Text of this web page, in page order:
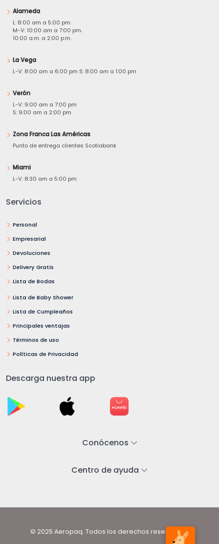
Alameda
L: 8:00 am a 5:00 pm.
M-V: 10:00 am a 7:00 pm.
10:00 a.m. a 2:00 p.m.
La Vega
L-V: 8:00 am a 6:00 pm S: 8:00 am a 1:00 pm
Verón
L-V: 9:00 am a 7:00 pm
S: 9:00 am a 2:00 pm
Zona Franca Las Américas
Punto de entrega clientes Scotiabank
Miami
L-V: 8:30 am a 5:00 pm
Servicios
Personal
Empresarial
Devoluciones
Delivery Gratis
Lista de Bodas
Lista de Baby Shower
Lista de Cumpleaños
Principales ventajas
Términos de uso
Políticas de Privacidad
Descarga nuestra app
Conócenos
Centro de ayuda
© 2025 Aeropaq. Todos los derechos reservados.